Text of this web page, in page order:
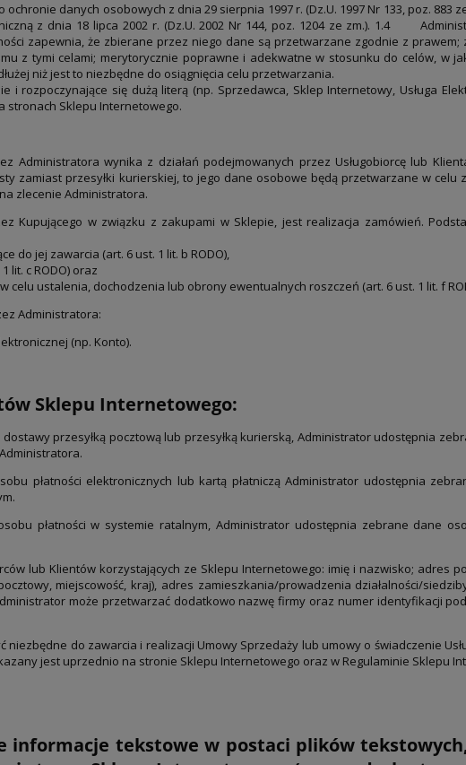
danych osobowych z dnia 29 sierpnia 1997 r. (Dz.U. 1997 Nr 133, poz. 883
z dnia 18 lipca 2002 r. (Dz.U. 2002 Nr 144, poz. 1204 ze zm.). 1.4
zapewnia, że zbierane przez niego dane są przetwarzane zgodnie z
z tymi celami; merytorycznie poprawne i adekwatne w stosunku do celów, w
niż jest to niezbędne do osiągnięcia celu przetwarzania.
rozpoczynające się dużą literą (np. Sprzedawca, Sklep Internetowy, Usługa
stronach Sklepu Internetowego.
wynika z działań podejmowanych przez Usługobiorcę lub
zamiast przesyłki kurierskiej, to jego dane osobowe będą przetwarzane w celu
zlecenie Administratora.
Kupującego w związku z zakupami w Sklepie, jest realizacja zamówień.
do jej zawarcia (art. 6 ust. 1 lit. b RODO),
lit. c RODO) oraz
ustalenia, dochodzenia lub obrony ewentualnych roszczeń (art. 6 ust. 1 lit. f
Administratora:
(np. Konto).
Sklepu Internetowego:
przesyłką pocztową lub przesyłką kurierską, Administrator udostępnia
płatności elektronicznych lub kartą płatniczą Administrator udostępnia
płatności w systemie ratalnym, Administrator udostępnia zebrane dane
lub Klientów korzystających ze Sklepu Internetowego: imię i nazwisko; adres
miejscowość, kraj), adres zamieszkania/prowadzenia działalności/
może przetwarzać dodatkowo nazwę firmy oraz numer identyfikacji
do zawarcia i realizacji Umowy Sprzedaży lub umowy o świadczenie
jest uprzednio na stronie Sklepu Internetowego oraz w Regulaminie Sklepu
tekstowe w postaci plików tekstowych,